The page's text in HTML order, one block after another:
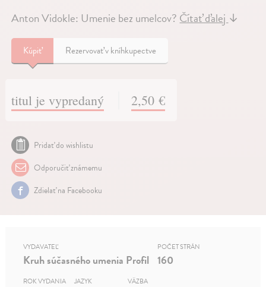
Anton Vidokle: Umenie bez umelcov?Čítať ďalej↓
Kúpiť Rezervovať v kníhkupectve
titul je vypredaný 2,50 €
Pridať do wishlistu
Odporučiť známemu
Zdielať na Facebooku
VYDAVATEĽ
Kruh súčasného umenia Profil
POČET STRÁN
160
ROK VYDANIA JAZYK VÄZBA